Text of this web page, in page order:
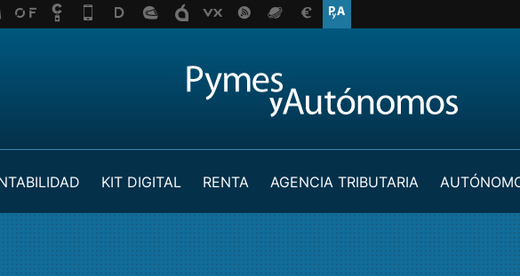
KIT DIGITAL RENTA AGENCIA TRIBUTARIA